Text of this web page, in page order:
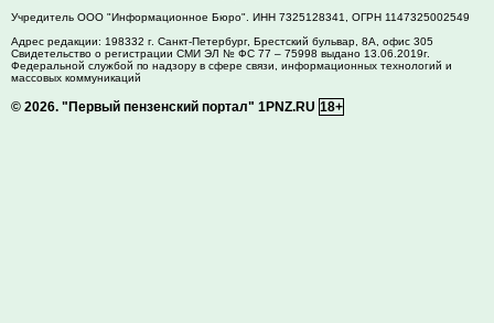
Учредитель ООО "Информационное Бюро". ИНН 7325128341, ОГРН 1147325002549
Адрес редакции: 198332 г. Санкт-Петербург, Брестский бульвар, 8А, офис 305
Свидетельство о регистрации СМИ ЭЛ № ФС 77 – 75998 выдано 13.06.2019г.
Федеральной службой по надзору в сфере связи, информационных технологий и
массовых коммуникаций
© 2026. "Первый пензенский портал" 1PNZ.RU 18+